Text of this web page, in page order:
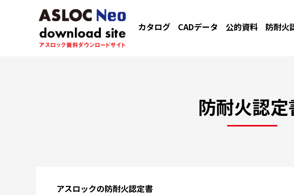
カタログ CADデータ 公的資料 防耐火
防耐火認定
アスロックの防耐火認定書